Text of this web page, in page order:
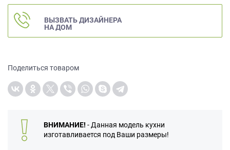
ВЫЗВАТЬ ДИЗАЙНЕРА
НА ДОМ
Поделиться товаром
ВНИМАНИЕ! - Данная модель кухни
изготавливается под Ваши размеры!